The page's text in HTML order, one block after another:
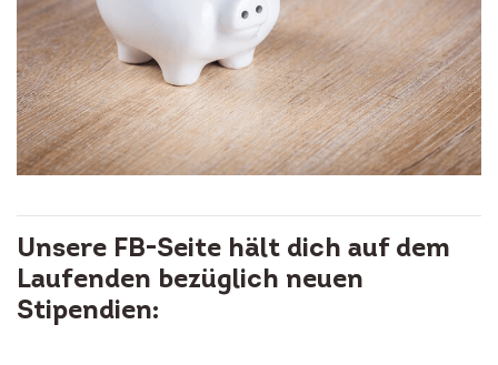
Unsere FB-Seite hält dich auf dem
Laufenden bezüglich neuen
Stipendien: